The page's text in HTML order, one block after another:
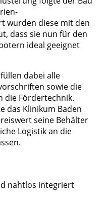
wurden diese mit den
dass sie nun für den
ideal geeignet
dabei alle
sowie die
die Fördertechnik.
das Klinikum Baden
seine Behälter
Logistik an die
nahtlos integriert